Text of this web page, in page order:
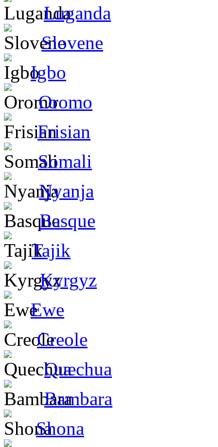
Luganda
Slovene
Igbo
Oromo
Frisian
Somali
Nyanja
Basque
Tajik
Kyrgyz
Ewe
Creole
Quechua
Bambara
Shona